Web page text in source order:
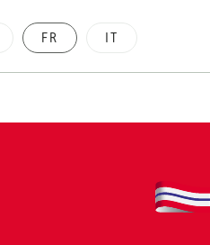
FR